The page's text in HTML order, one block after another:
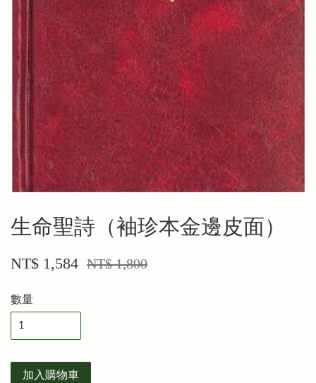
生命聖詩（袖珍本金邊皮面）
NT$ 1,584 NT$ 1,800
數量
加入購物車